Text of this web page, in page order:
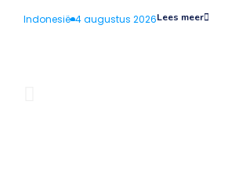
Indonesië 4 augustus 2026Lees meer